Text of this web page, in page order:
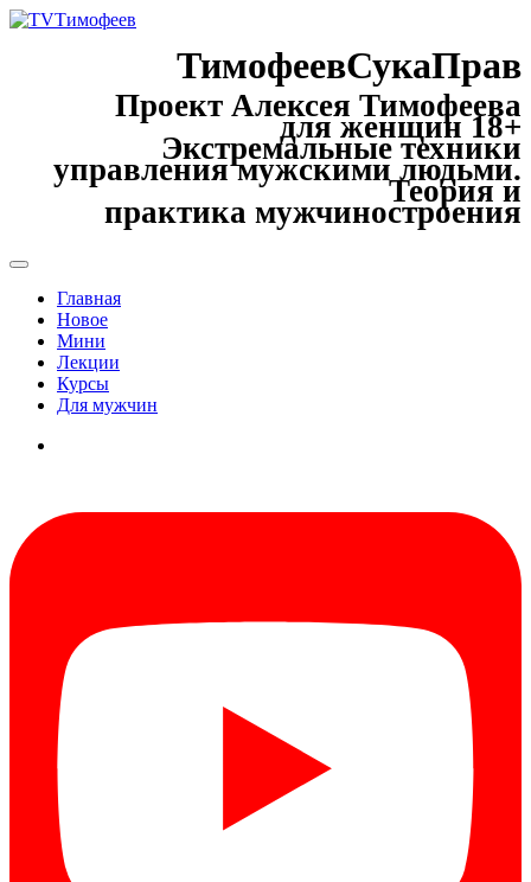
ТимофеевСукаПрав
Проект Алексея Тимофеева
для женщин 18+
Экстремальные техники
управления мужскими людьми.
Теория и
практика мужчиностроения
Главная
Новое
Мини
Лекции
Курсы
Для мужчин